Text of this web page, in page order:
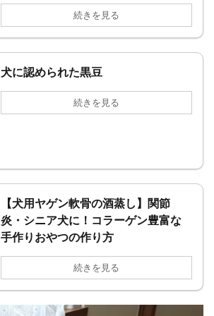
続きを見る
犬に認められた黒豆
続きを見る
【犬用ヤゲン軟骨の酒蒸し】関節
炎・シニア犬に！コラーゲン豊富な
手作りおやつの作り方
続きを見る